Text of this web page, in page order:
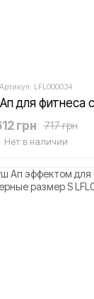
Артикул: LFL000034
717 грн
грн
Нет в наличии